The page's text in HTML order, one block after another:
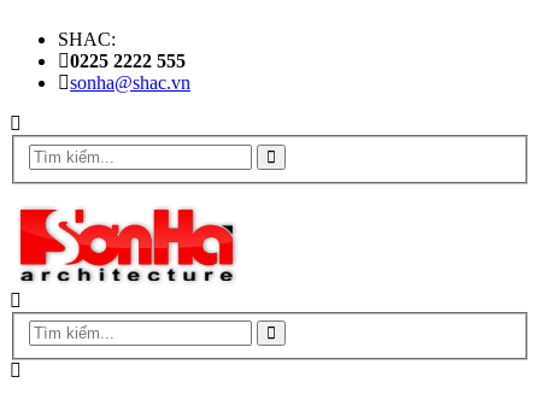
SHAC:
0225 2222 555
sonha@shac.vn